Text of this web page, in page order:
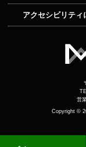
アクセシビリティ
営
Copyright ©